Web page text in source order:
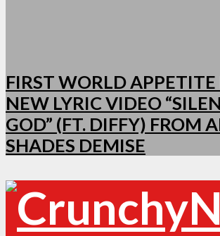
FIRST WORLD APPETITE
NEW LYRIC VIDEO
GOD” (FT. DIFFY) FROM
SHADES DEMISE